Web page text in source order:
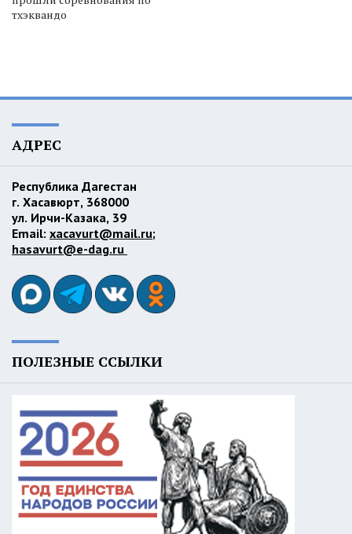
тхэквандо
АДРЕС
Республика Дагестан
г. Хасавюрт, 368000
ул. Ирчи-Казака, 39
Email: xacavurt@mail.ru;
hasavurt@e-dag.ru
ПОЛЕЗНЫЕ ССЫЛКИ